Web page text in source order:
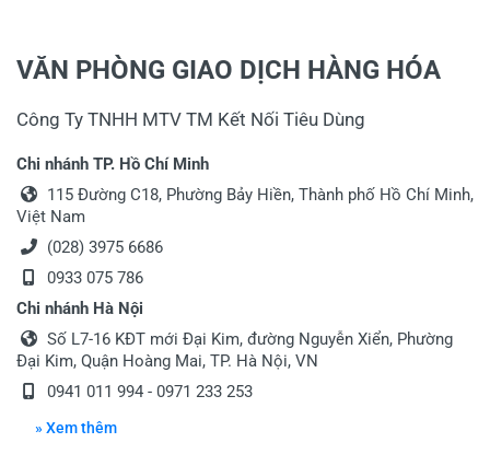
Viết nhận xét của bạn vào bên dưới *
Gửi nhận xét
VĂN PHÒNG GIAO DỊCH HÀNG HÓA
Công Ty TNHH MTV TM Kết Nối Tiêu Dùng
Chi nhánh TP. Hồ Chí Minh
115 Đường C18, Phường Bảy Hiền, Thành phố Hồ Chí Minh,
Việt Nam
(028) 3975 6686
0933 075 786
Chi nhánh Hà Nội
Số L7-16 KĐT mới Đại Kim, đường Nguyễn Xiển, Phường
Đại Kim, Quận Hoàng Mai, TP. Hà Nội, VN
0941 011 994 - 0971 233 253
» Xem thêm